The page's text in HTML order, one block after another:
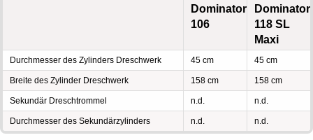
Dominator
106
Dominator
118 SL
Maxi
Durchmesser des Zylinders Dreschwerk 45 cm 45 cm
Breite des Zylinder Dreschwerk 158 cm 158 cm
Sekundär Dreschtrommel n.d. n.d.
Durchmesser des Sekundärzylinders n.d. n.d.